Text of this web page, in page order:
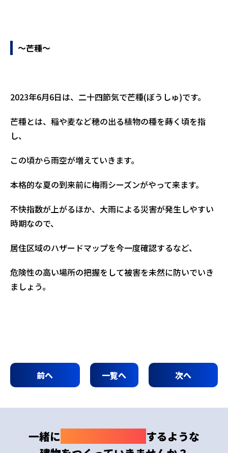
～芒種～
2023年6月6日は、二十四節気で芒種(ぼうしゅ)です。
芒種とは、稲や麦など穂の出る植物の種を蒔く頃を指
し、
この頃から雨空が増えていきます。
本格的な夏の到来前に梅雨シーズンがやって来ます。
不快指数が上がるほか、大雨による災害が発生しやすい
時期なので、
居住区域のハザードマップを今一度確認するなど、
危険性の高い場所の把握をして被害を未然に防いでいき
ましょう。
前へ 一覧へ 次へ
一緒に
するような